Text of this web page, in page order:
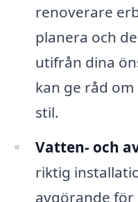
renoverare
planera och
utifrån dina
kan ge råd
stil.
Vatten- och
riktig
avgörande